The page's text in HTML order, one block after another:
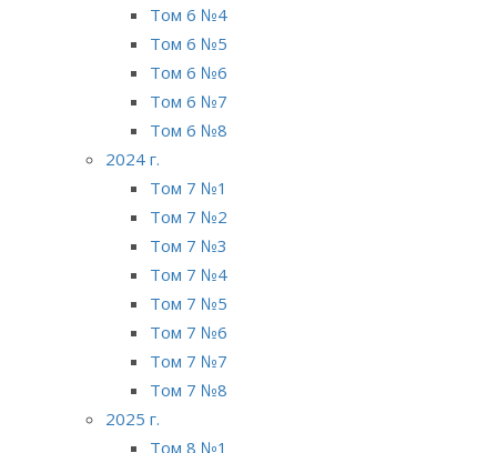
Том 6 №4
Том 6 №5
Том 6 №6
Том 6 №7
Том 6 №8
2024 г.
Том 7 №1
Том 7 №2
Том 7 №3
Том 7 №4
Том 7 №5
Том 7 №6
Том 7 №7
Том 7 №8
2025 г.
Том 8 №1